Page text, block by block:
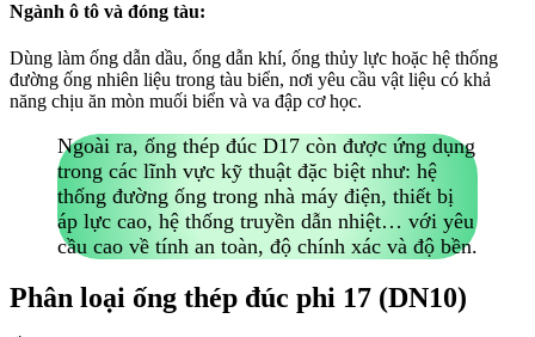
Ngành ô tô và đóng tàu:
Dùng làm ống dẫn dầu, ống dẫn khí, ống thủy lực hoặc hệ thống
đường ống nhiên liệu trong tàu biển, nơi yêu cầu vật liệu có khả
năng chịu ăn mòn muối biển và va đập cơ học.
Ngoài ra, ống thép đúc D17 còn được ứng dụng
trong các lĩnh vực kỹ thuật đặc biệt như: hệ
thống đường ống trong nhà máy điện, thiết bị
áp lực cao, hệ thống truyền dẫn nhiệt… với yêu
cầu cao về tính an toàn, độ chính xác và độ bền.
Phân loại ống thép đúc phi 17 (DN10)